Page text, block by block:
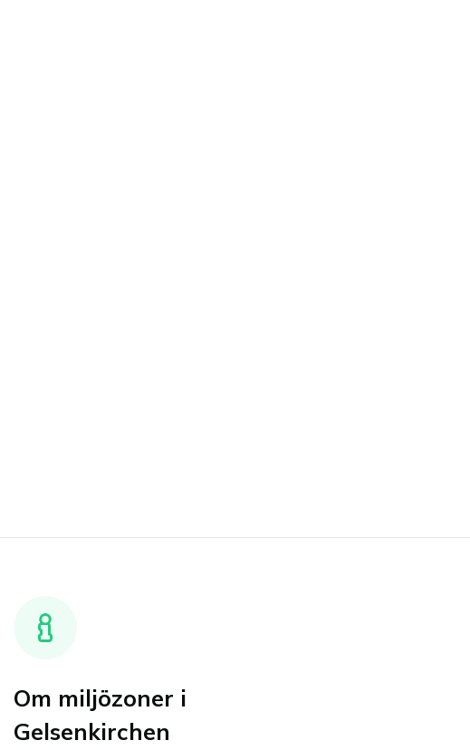
Om miljözoner i
Gelsenkirchen